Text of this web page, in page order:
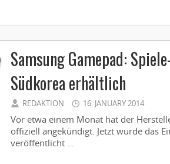
Samsung Gamepad:
Südkorea erhältlich
REDAKTION 16. JANUARY 2014
Vor etwa einem Monat hat der
offiziell angekündigt. Jetzt wurde das
veröffentlicht ...